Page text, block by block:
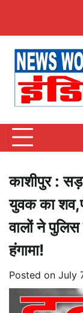
content
काशीपुर :
युवक का
वालों ने
हंगामा!
Posted on July